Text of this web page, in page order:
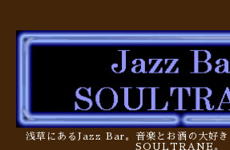
浅草にあるJazz Bar。音楽とお酒の大好
SOULTRANE。